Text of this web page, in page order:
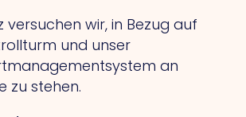
versuchen wir, in Bezug auf
und unser
an
zu stehen.